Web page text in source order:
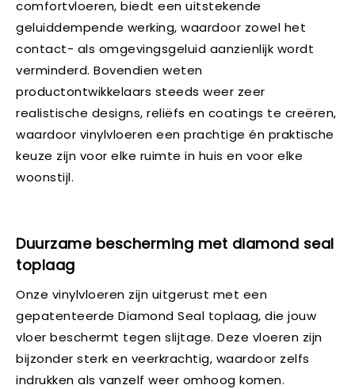
comfortvloeren, biedt een uitstekende
geluiddempende werking, waardoor zowel het
contact- als omgevingsgeluid aanzienlijk wordt
verminderd. Bovendien weten
productontwikkelaars steeds weer zeer
realistische designs, reliëfs en coatings te creëren,
waardoor vinylvloeren een prachtige én praktische
keuze zijn voor elke ruimte in huis en voor elke
woonstijl.
Duurzame bescherming met diamond seal
toplaag
Onze vinylvloeren zijn uitgerust met een
gepatenteerde Diamond Seal toplaag, die jouw
vloer beschermt tegen slijtage. Deze vloeren zijn
bijzonder sterk en veerkrachtig, waardoor zelfs
indrukken als vanzelf weer omhoog komen.